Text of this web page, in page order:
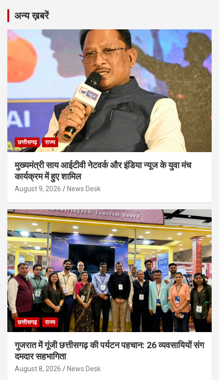
अन्य ख़बरें
छत्तीसगढ़ राज्य
मुख्यमंत्री साय आईटीवी नेटवर्क और इंडिया न्यूज के युवा मंच
कार्यक्रम में हुए शामिल
August 9, 2026 News Desk
छत्तीसगढ़ राज्य
गुजरात में गूंजी छत्तीसगढ़ की पर्यटन पहचान: 26 व्यवसायियों संग
दमदार सहभागिता
August 8, 2026 News Desk